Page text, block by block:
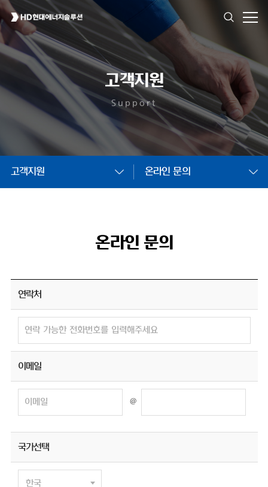
고객지원
Support
고객지원 온라인 문의
온라인 문의
연락처
이메일
@
국가선택